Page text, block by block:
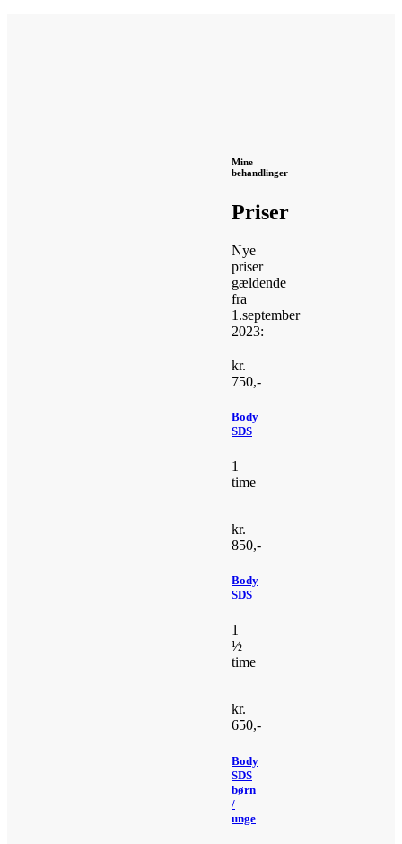
Mine
behandlinger
Priser
Nye
priser
gældende
fra
1.september
2023:
kr.
750,-
Body
SDS
1
time
kr.
850,-
Body
SDS
1
½
time
kr.
650,-
Body
SDS
børn
/
unge